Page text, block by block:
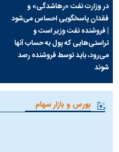
در وزارت نفت «رهاشدگی» و
فقدان پاسخگویی احساس می‌شود
| فروشنده نفت وزیر است و
تراستی‌هایی که پول به حساب آنها
می‌رود، باید توسط فروشنده رصد
شوند
بورس و بازار سهام